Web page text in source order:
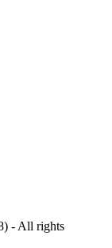
- All rights